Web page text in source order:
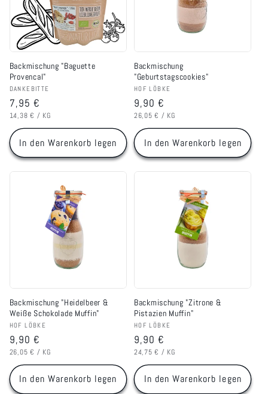
Backmischung "Baguette
Provencal"
Anbieter:
DANKEBITTE
Normaler
Preis
7,95 €
GRUNDPREIS
14,38 € / PRO
KG
In den Warenkorb legen
Backmischung
"Geburtstagscookies"
Anbieter:
HOF LÖBKE
Normaler
Preis
9,90 €
GRUNDPREIS
26,05 € / PRO
KG
In den Warenkorb legen
Backmischung "Heidelbeer &
Weiße Schokolade Muffin"
Anbieter:
HOF LÖBKE
Normaler
Preis
9,90 €
GRUNDPREIS
26,05 € / PRO
KG
In den Warenkorb legen
Backmischung "Zitrone &
Pistazien Muffin"
Anbieter:
HOF LÖBKE
Normaler
Preis
9,90 €
GRUNDPREIS
24,75 € / PRO
KG
In den Warenkorb legen